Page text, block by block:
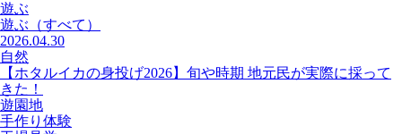
遊ぶ
遊ぶ （すべて）
2026.04.30
自然
【ホタルイカの身投げ2026】旬や時期 地元民が実際に採って
きた！
遊園地
手作り体験